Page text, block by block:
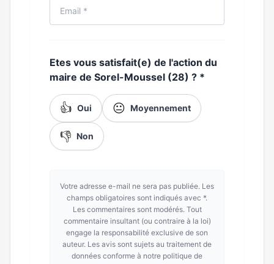
Etes vous satisfait(e) de l'action du
maire de Sorel-Moussel (28) ? *
👍 Oui 😐 Moyennement
👎 Non
Votre adresse e-mail ne sera pas publiée. Les
champs obligatoires sont indiqués avec *.
Les commentaires sont modérés. Tout
commentaire insultant (ou contraire à la loi)
engage la responsabilité exclusive de son
auteur. Les avis sont sujets au traitement de
données conforme à notre politique de